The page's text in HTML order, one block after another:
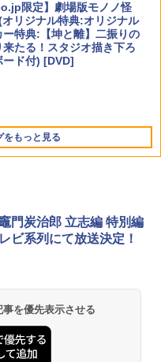
価上昇中】 新型 PS5 Slim /
ファン PS5スリム用 冷却
度検出 3段階風速調整 LED
き 低騒音 急速冷却 放熱
機器 PS5 Pro 新型PS5
限定】劇場版モノノ怪
リジナル特典:オリジナル
ー特典:【坤と離】二振りの
たる！スタジオ描き下ろ
ード付) [DVD]
もっと見る
門炭治郎 立志編 特別編
ビ系列にて放送決定！
を優先表示させる